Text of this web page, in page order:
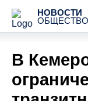
НОВОСТИ
ОБЩЕСТВО
В